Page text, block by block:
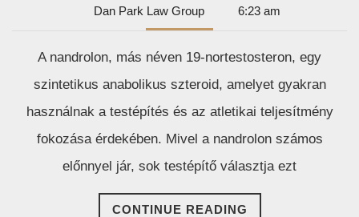
Minden,
Tudni
Érdemes
Dan Park Law GroupDan
Park
Group
6:23 am
A nandrolon, más néven 19-nortestosteron, egy
szintetikus anabolikus szteroid, amelyet gyakran
használnak a testépítés és az atletikai teljesítmény
fokozása érdekében. Mivel a nandrolon számos
előnnyel jár, sok testépítő választja ezt
CONTINUE READING